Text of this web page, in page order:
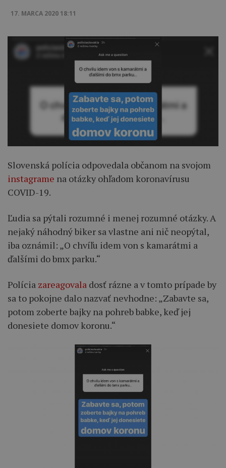
17. MARCA 2020 18:11
Slovenská polícia odpovedala občanom na svojom
instagrame na otázky ohľadom koronavírusu
COVID-19.
Ľudia sa pýtali rozumné i menej rozumné otázky. A
nejaký náhodný biker sa vlastne ani nič neopýtal,
iba oznámil: „O chvíľu idem von s kamarátmi a
ďalšími do bmx parku.“
Polícia zareagovala dosť rázne a v tomto prípade by
sa to pokojne dalo nazvať nevhodne: „Zabavte sa,
potom zoberte bajky na pohreb babke, keď jej
donesiete domov koronu.“